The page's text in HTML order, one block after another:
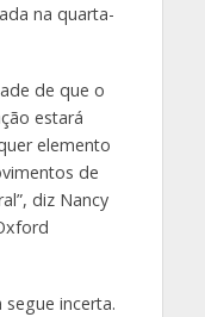
na quarta-
de que o
estará
elemento
de
diz Nancy
incerta.